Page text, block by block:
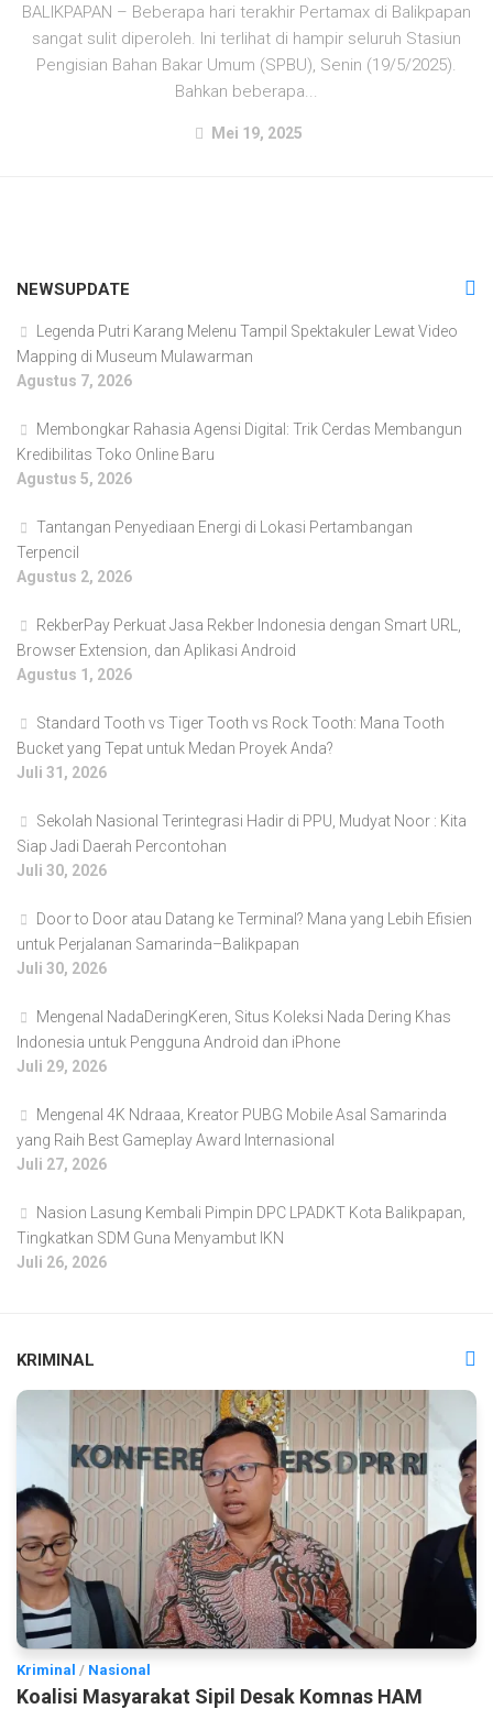
BALIKPAPAN – Beberapa hari terakhir Pertamax di Balikpapan
sangat sulit diperoleh. Ini terlihat di hampir seluruh Stasiun
Pengisian Bahan Bakar Umum (SPBU), Senin (19/5/2025).
Bahkan beberapa...
Mei 19, 2025
NEWSUPDATE
Legenda Putri Karang Melenu Tampil Spektakuler Lewat Video
Mapping di Museum Mulawarman
Agustus 7, 2026
Membongkar Rahasia Agensi Digital: Trik Cerdas Membangun
Kredibilitas Toko Online Baru
Agustus 5, 2026
Tantangan Penyediaan Energi di Lokasi Pertambangan
Terpencil
Agustus 2, 2026
RekberPay Perkuat Jasa Rekber Indonesia dengan Smart URL,
Browser Extension, dan Aplikasi Android
Agustus 1, 2026
Standard Tooth vs Tiger Tooth vs Rock Tooth: Mana Tooth
Bucket yang Tepat untuk Medan Proyek Anda?
Juli 31, 2026
Sekolah Nasional Terintegrasi Hadir di PPU, Mudyat Noor : Kita
Siap Jadi Daerah Percontohan
Juli 30, 2026
Door to Door atau Datang ke Terminal? Mana yang Lebih Efisien
untuk Perjalanan Samarinda–Balikpapan
Juli 30, 2026
Mengenal NadaDeringKeren, Situs Koleksi Nada Dering Khas
Indonesia untuk Pengguna Android dan iPhone
Juli 29, 2026
Mengenal 4K Ndraaa, Kreator PUBG Mobile Asal Samarinda
yang Raih Best Gameplay Award Internasional
Juli 27, 2026
Nasion Lasung Kembali Pimpin DPC LPADKT Kota Balikpapan,
Tingkatkan SDM Guna Menyambut IKN
Juli 26, 2026
KRIMINAL
Kriminal / Nasional
Koalisi Masyarakat Sipil Desak Komnas HAM